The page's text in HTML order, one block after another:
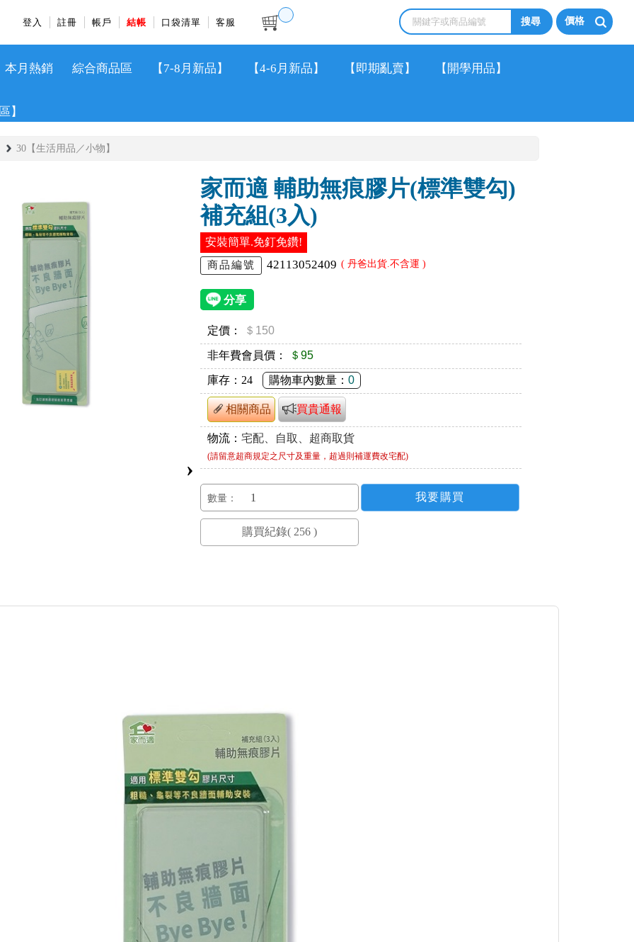
登入 註冊 帳戶 結帳 口袋清單 客服 價格
本月熱銷 綜合商品區 【7-8月新品】 【4-6月新品】 【即期亂賣】 【開學用品】
】
30【生活用品／小物】
›
家而適 輔助無痕膠片(標準雙勾)
補充組(3入)
安裝簡單.免釘免鑽!
商品編號 42113052409 ( 丹爸出貨.不含運 )
定價： ＄150
非年費會員價： ＄95
庫存： 24 購物車內數量：0
相關商品 買貴通報
物流：宅配、自取、超商取貨
(請留意超商規定之尺寸及重量，超過則補運費改宅配)
數量：